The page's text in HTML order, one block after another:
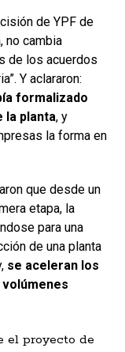
de YPF de
no cambia
de los acuerdos
Y aclararon:
formalizado
la planta, y
la forma en
que desde un
etapa, la
para una
de una planta
se aceleran los